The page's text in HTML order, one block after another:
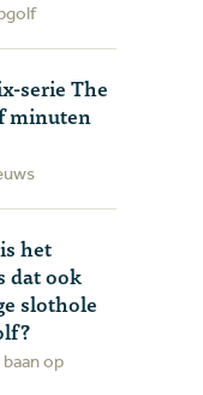
serie The
minuten
het
dat ook
slothole
baan op